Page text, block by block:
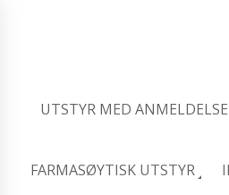
UTSTYR MED
FARMASØYTISK UTSTYR